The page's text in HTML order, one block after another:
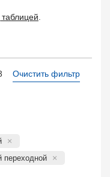
Очистить фильтр
переходной